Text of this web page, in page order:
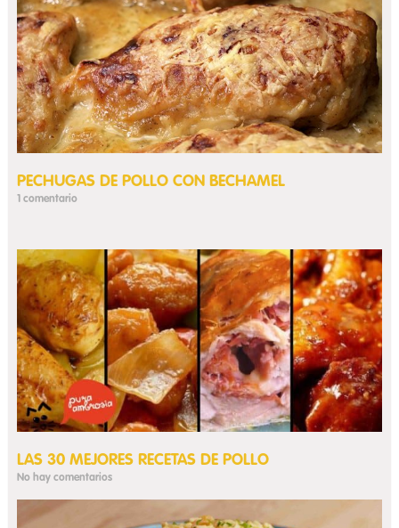
PECHUGAS DE POLLO CON BECHAMEL
1 comentario
LAS 30 MEJORES RECETAS DE POLLO
No hay comentarios